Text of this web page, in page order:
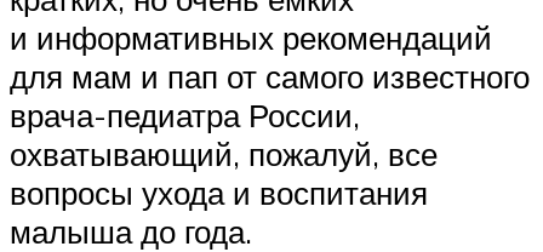
и информативных рекомендаций
для мам и пап от самого известного
врача-педиатра России,
охватывающий, пожалуй, все
вопросы ухода и воспитания
малыша до года.